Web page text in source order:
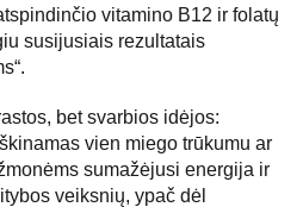
vitamino B12 ir folatų
susijusiais rezultatais
bet svarbios idėjos:
vien miego trūkumu ar
sumažėjusi energija ir
veiksnių, ypač dėl